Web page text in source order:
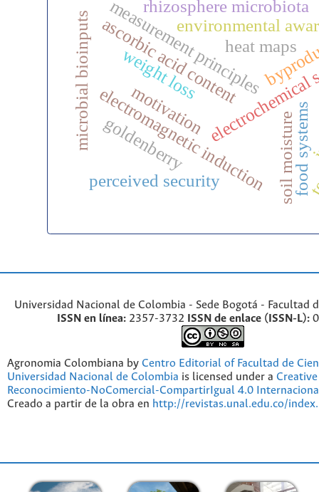
electromagnetic induction
measurement principles
soil moisture
microbial bioinputs
rhizosphere microbiota
food systems
ascorbic acid content
weight loss
environmental
motivation
perceived security
heat maps
goldenberry
Universidad Nacional de Colombia - Sede Bogotá - Facultad
ISSN en línea: 2357-3732 ISSN de enlace (ISSN-L):
Agronomia Colombiana by Centro Editorial of Facultad de
Universidad Nacional de Colombia is licensed under a
Reconocimiento-NoComercial-CompartirIgual 4.0
Creado a partir de la obra en http://revistas.unal.edu.co/